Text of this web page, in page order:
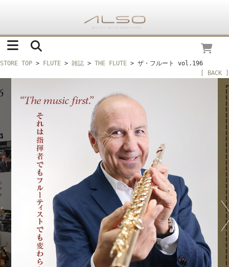
STORE TOP > FLUTE > 雑誌 > THE FLUTE > ザ・フルート vol.196
[ BACK ]